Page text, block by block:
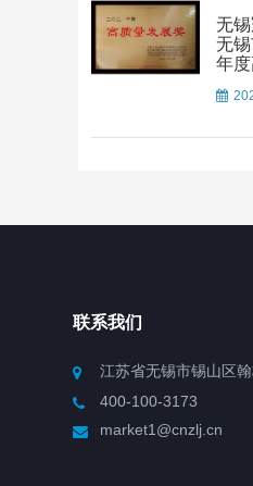
无
无
年
联系我们
江苏省无锡市锡山区
400-100-3173
market1@cnzlj.cn